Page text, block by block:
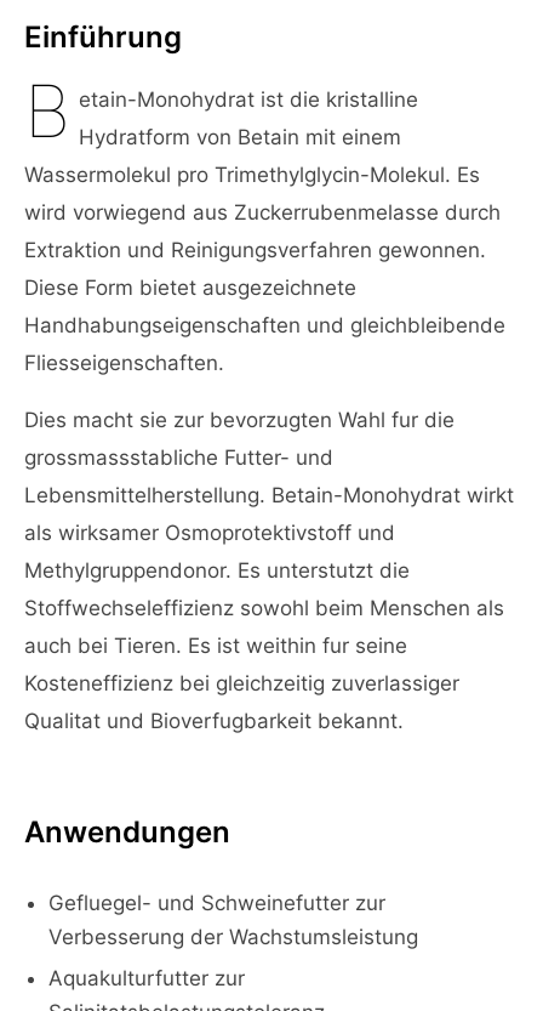
Einführung
B etain-Monohydrat ist die kristalline
Hydratform von Betain mit einem
Wassermolekul pro Trimethylglycin-Molekul. Es
wird vorwiegend aus Zuckerrubenmelasse durch
Extraktion und Reinigungsverfahren gewonnen.
Diese Form bietet ausgezeichnete
Handhabungseigenschaften und gleichbleibende
Fliesseigenschaften.
Dies macht sie zur bevorzugten Wahl fur die
grossmassstabliche Futter- und
Lebensmittelherstellung. Betain-Monohydrat wirkt
als wirksamer Osmoprotektivstoff und
Methylgruppendonor. Es unterstutzt die
Stoffwechseleffizienz sowohl beim Menschen als
auch bei Tieren. Es ist weithin fur seine
Kosteneffizienz bei gleichzeitig zuverlassiger
Qualitat und Bioverfugbarkeit bekannt.
Anwendungen
Gefluegel- und Schweinefutter zur
Verbesserung der Wachstumsleistung
Aquakulturfutter zur